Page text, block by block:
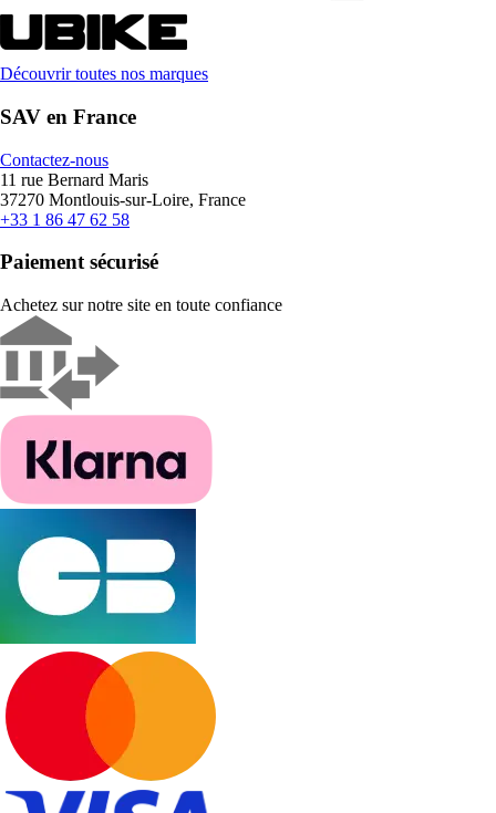
Découvrir toutes nos marques
SAV en France
Contactez-nous
11 rue Bernard Maris
37270 Montlouis-sur-Loire, France
+33 1 86 47 62 58
Paiement sécurisé
Achetez sur notre site en toute confiance